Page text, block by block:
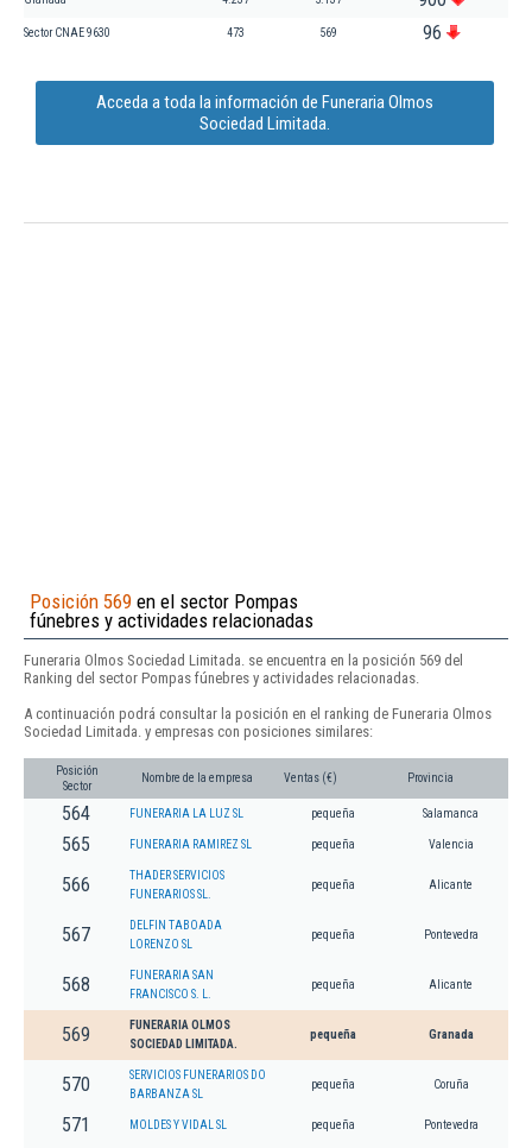
Sector CNAE 9630 473 569 96
Acceda a toda la información de Funeraria Olmos
Sociedad Limitada.
Posición 569 en el sector Pompas
fúnebres y actividades relacionadas
Funeraria Olmos Sociedad Limitada. se encuentra en la posición 569 del
Ranking del sector Pompas fúnebres y actividades relacionadas.
A continuación podrá consultar la posición en el ranking de Funeraria Olmos
Sociedad Limitada. y empresas con posiciones similares:
Posición
Sector
Nombre de la empresa Ventas (€) Provincia
564 FUNERARIA LA LUZ SL pequeña Salamanca
565 FUNERARIA RAMIREZ SL pequeña Valencia
566
THADER SERVICIOS
FUNERARIOS SL.
pequeña Alicante
567
DELFIN TABOADA
LORENZO SL
pequeña Pontevedra
568
FUNERARIA SAN
FRANCISCO S. L.
pequeña Alicante
569
FUNERARIA OLMOS
SOCIEDAD LIMITADA.
pequeña Granada
570
SERVICIOS FUNERARIOS DO
BARBANZA SL
pequeña Coruña
571 MOLDES Y VIDAL SL pequeña Pontevedra